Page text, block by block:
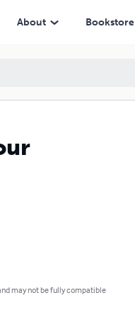
About Bookstore
may not be fully compatible